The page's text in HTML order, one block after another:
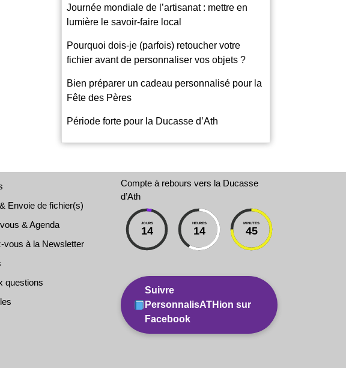
Journée mondiale de l’artisanat : mettre en
lumière le savoir-faire local
Pourquoi dois-je (parfois) retoucher votre
fichier avant de personnaliser vos objets ?
Bien préparer un cadeau personnalisé pour la
Fête des Pères
Période forte pour la Ducasse d’Ath
Envoie de fichier(s)
& Agenda
vous à la Newsletter
questions
Compte à rebours vers la Ducasse
d’Ath
JOURS
14
HEURES
14
MINUTES
45
Suivre
PersonnalisATHion sur
Facebook